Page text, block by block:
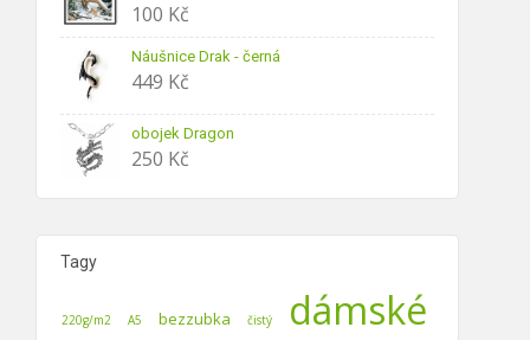
100 Kč
Náušnice Drak - černá
449 Kč
obojek Dragon
250 Kč
Tagy
220g/m2 A5 bezzubka čistý dámské